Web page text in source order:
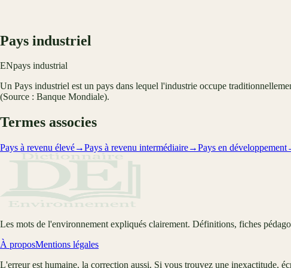
Pays industriel
ENpays industrial
Un Pays industriel est un pays dans lequel l'industrie occupe
(Source : Banque Mondiale).
Termes associes
Pays à revenu élevé→Pays à revenu intermédiaire→Pays en développement
Les mots de l'environnement expliqués clairement. Définitions, fiches
À proposMentions légales
L'erreur est humaine, la correction aussi. Si vous trouvez une inexactitude,